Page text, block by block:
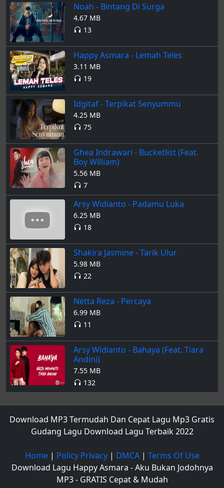
Noah - Bintang Di Surga
4.67 MB
13
Happy Asmara - Lemah Teles
3.11 MB
19
Idgitaf - Terpikat Senyummu
4.25 MB
75
Ghea Indrawari - Bucketlist (Feat.
Boy William)
5.56 MB
7
Arsy Widianto - Padamu Luka
6.25 MB
18
Shakira Jasmine - Tarik Ulur
5.98 MB
22
Netta Reza - Percaya
6.99 MB
11
Arsy Widianto - Bahaya (Feat. Tiara
Andini)
7.55 MB
132
Download MP3 Termudah Dan Cepat Lagu Mp3 Gratis
Gudang Lagu Download Lagu Terbaik 2022
Home| Policy Privacy| DMCA| Terms Of Use
Download Lagu Happy Asmara - Aku Bukan Jodohnya
MP3 - GRATIS Cepat & Mudah